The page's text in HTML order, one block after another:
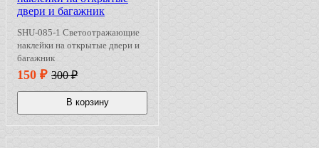
SHU-085-1 Cветоотражающие
наклейки на открытые двери и
багажник
150 ₽ 300₽
В корзину